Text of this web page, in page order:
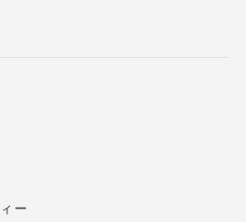
ー